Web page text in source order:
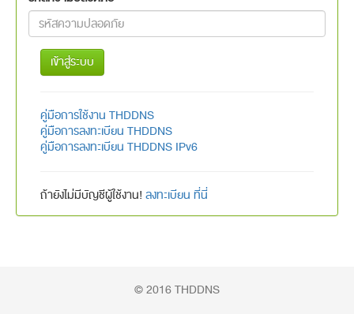
เข้าสู่ระบบ
คู่มือการใช้งาน THDDNS
คู่มือการลงทะเบียน THDDNS
คู่มือการลงทะเบียน THDDNS IPv6
ถ้ายังไม่มีบัญชีผู้ใช้งาน! ลงทะเบียน ที่นี่
© 2016 THDDNS